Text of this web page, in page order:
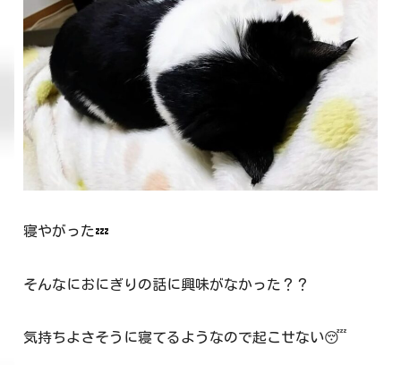
寝やがった💤
そんなにおにぎりの話に興味がなかった？？
気持ちよさそうに寝てるようなので起こせない😴